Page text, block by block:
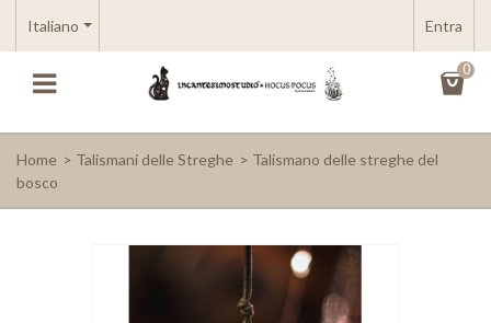
Italiano Entra
0
Home > Talismani delle Streghe > Talismano delle streghe del
bosco